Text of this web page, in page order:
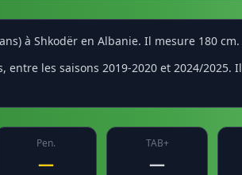
à Shkodër en Albanie. Il mesure 180 cm.
les saisons 2019-2020 et 2024/2025.
Pen.
—
TAB+
—